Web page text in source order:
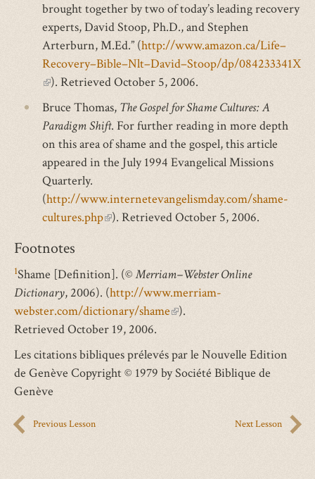
brought together by two of today’s leading recovery
experts, David Stoop, Ph.D., and Stephen
Arterburn, M.Ed.” (http://www.amazon.ca/Life–
Recovery–Bible–Nlt–David–Stoop/dp/084233341X
(link
is
external)
). Retrieved October 5, 2006.
Bruce Thomas, The Gospel for Shame Cultures: A
Paradigm Shift. For further reading in more depth
on this area of shame and the gospel, this article
appeared in the July 1994 Evangelical Missions
Quarterly.
(http://www.internetevangelismday.com/shame-
cultures.php
(link ). Retrieved October 5, 2006.
Footnotes
1Shame [Definition]. (©Merriam–Webster Online
Dictionary, 2006). (http://www.merriam-
webster.com/dictionary/shame(link
external)
).
Retrieved October 19, 2006.
Les citations bibliques prélevés par le Nouvelle Edition
de Genève Copyright © 1979 by Société Biblique de
Genève
Previous Lesson Next Lesson